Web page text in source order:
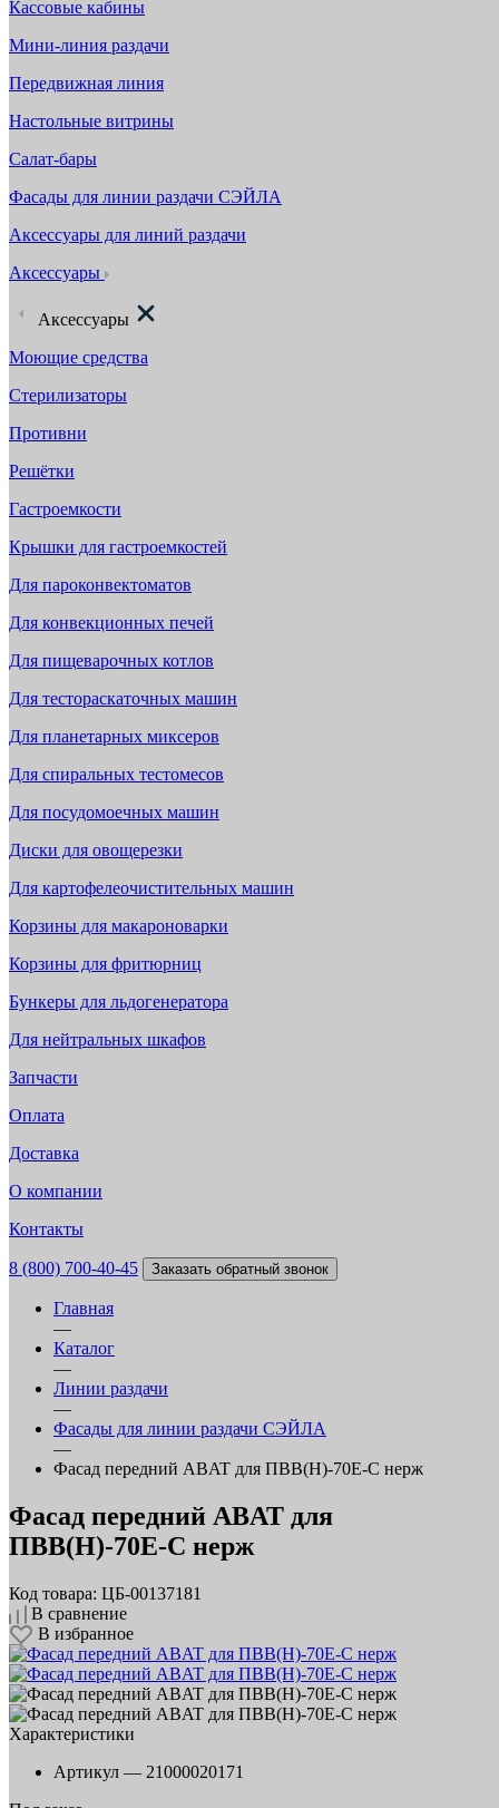
Кассовые кабины
Мини-линия раздачи
Передвижная линия
Настольные витрины
Салат-бары
Фасады для линии раздачи СЭЙЛА
Аксессуары для линий раздачи
Аксессуары
Аксессуары
Моющие средства
Стерилизаторы
Противни
Решётки
Гастроемкости
Крышки для гастроемкостей
Для пароконвектоматов
Для конвекционных печей
Для пищеварочных котлов
Для тестораскаточных машин
Для планетарных миксеров
Для спиральных тестомесов
Для посудомоечных машин
Диски для овощерезки
Для картофелеочистительных машин
Корзины для макароноварки
Корзины для фритюрниц
Бункеры для льдогенератора
Для нейтральных шкафов
Запчасти
Оплата
Доставка
О компании
Контакты
8 (800) 700-40-45 Заказать обратный звонок
Главная
—
Каталог
—
Линии раздачи
—
Фасады для линии раздачи СЭЙЛА
—
Фасад передний ABAT для ПВВ(Н)-70Е-С нерж
Фасад передний ABAT для
ПВВ(Н)-70Е-С нерж
Код товара: ЦБ-00137181
В сравнение
В избранное
Характеристики
Артикул — 21000020171